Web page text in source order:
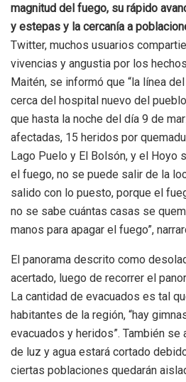
magnitud del fuego, su rápido
y estepas y la cercanía a
Twitter, muchos usuarios
vivencias y angustia por los
Maitén, se informó que “la línea
cerca del hospital nuevo del
que hasta la noche del día 9 de
afectadas, 15 heridos por
Lago Puelo y El Bolsón, y el Hoyo
el fuego, no se puede salir de la
salido con lo puesto, porque el
no se sabe cuántas casas se
manos para apagar el fuego”,
El panorama descrito como
acertado, luego de recorrer el
La cantidad de evacuados es tal
habitantes de la región, “hay
evacuados y heridos”. También
de luz y agua estará cortado
ciertas poblaciones quedarán